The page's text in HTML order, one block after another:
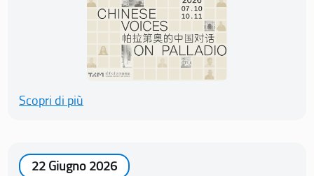
Scopri di più
22 Giugno 2026